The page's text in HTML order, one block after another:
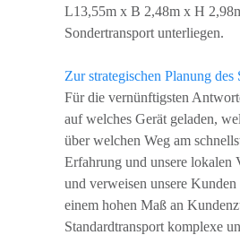
L13,55m x B 2,48m x H
Sondertransport unterliegen.
Zur strategischen Planung
Für die vernünftigsten
auf welches Gerät geladen,
über welchen Weg am
Erfahrung und unsere lokalen
und verweisen unsere
einem hohen Maß an
Standardtransport komplexe